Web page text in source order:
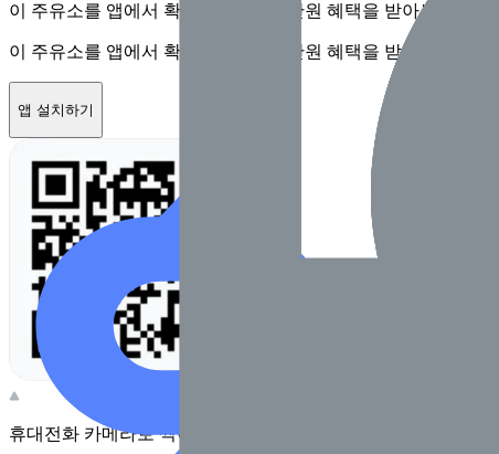
이 주유소를 앱에서 확인하고 최대 1만원 혜택을 받아보세요
이 주유소를 앱에서 확인하고 최대 1만원 혜택을 받아보세요
앱 설치하기
휴대전화 카메라로 찍어보세요